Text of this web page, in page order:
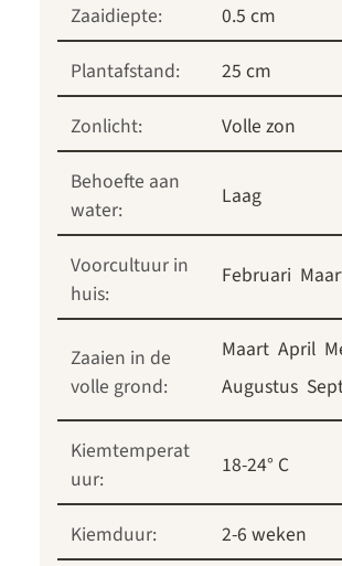
Zaaidiepte:
0.5 cm
Plantafstand:
25 cm
Zonlicht:
Volle zon
Behoefte aan
water:
Laag
Voorcultuur in
huis:
Februari
Zaaien in de
volle grond:
Maart April
Augustus
Kiemtemperat
uur:
18-24° C
Kiemduur: 2-6 weken